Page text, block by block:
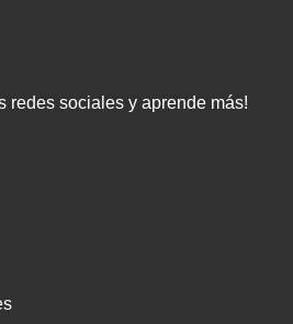
redes sociales y aprende más!